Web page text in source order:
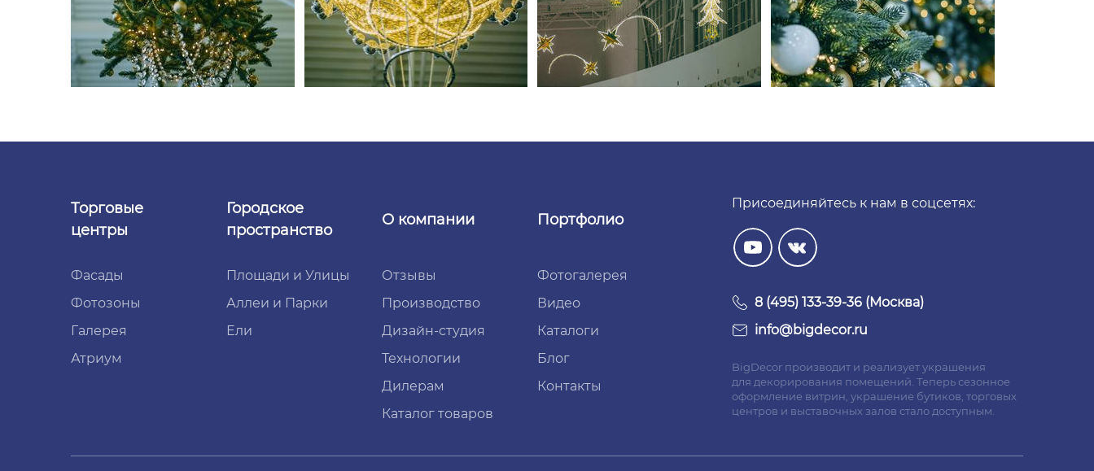
Торговые
центры
Фасады
Фотозоны
Галерея
Атриум
Городское
пространство
Площади и Улицы
Аллеи и Парки
Ели
О компании
Отзывы
Производство
Дизайн-студия
Технологии
Дилерам
Каталог товаров
Портфолио
Фотогалерея
Видео
Каталоги
Блог
Контакты
Присоединяйтесь к нам в соцсетях:
8 (495) 133-39-36 (Москва)
info@bigdecor.ru
BigDecor производит и реализует украшения
для декорирования помещений. Теперь сезонное
оформление витрин, украшение бутиков, торговых
центров и выставочных залов стало доступным.